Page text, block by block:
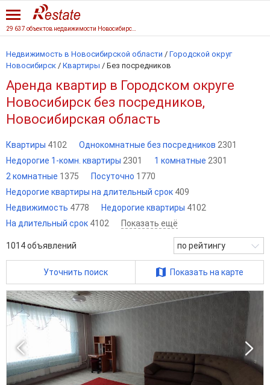
Недвижимость в Новосибирской области / Городской округ
Новосибирск / Квартиры / Без посредников
Аренда квартир в Городском округе
Новосибирск без посредников,
Новосибирская область
Квартиры 4102 Однокомнатные без посредников 2301
Недорогие 1-комн. квартиры 2301 1 комнатные 2301
2 комнатные 1375 Посуточно 1770
Недорогие квартиры на длительный срок 409
Недвижимость 4778 Недорогие квартиры 4102
На длительный срок 4102 Показать ещё
1014объявлений по рейтингу
Уточнить поиск Показать на карте